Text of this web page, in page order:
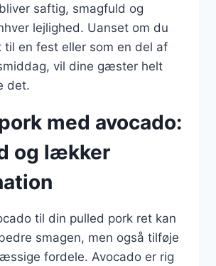
saftig, smagfuld og
lejlighed. Uanset om du
til en fest eller som en del af
vil dine gæster helt
det.
med avocado:
og lækker
til din pulled pork ret kan
smagen, men også tilføje
fordele. Avocado er rig